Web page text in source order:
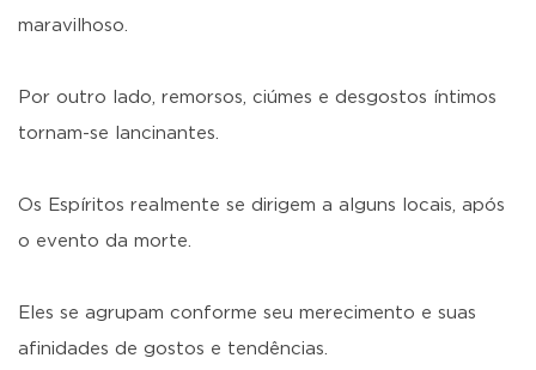
maravilhoso.
Por outro lado, remorsos, ciúmes e desgostos íntimos
tornam-se lancinantes.
Os Espíritos realmente se dirigem a alguns locais, após
o evento da morte.
Eles se agrupam conforme seu merecimento e suas
afinidades de gostos e tendências.